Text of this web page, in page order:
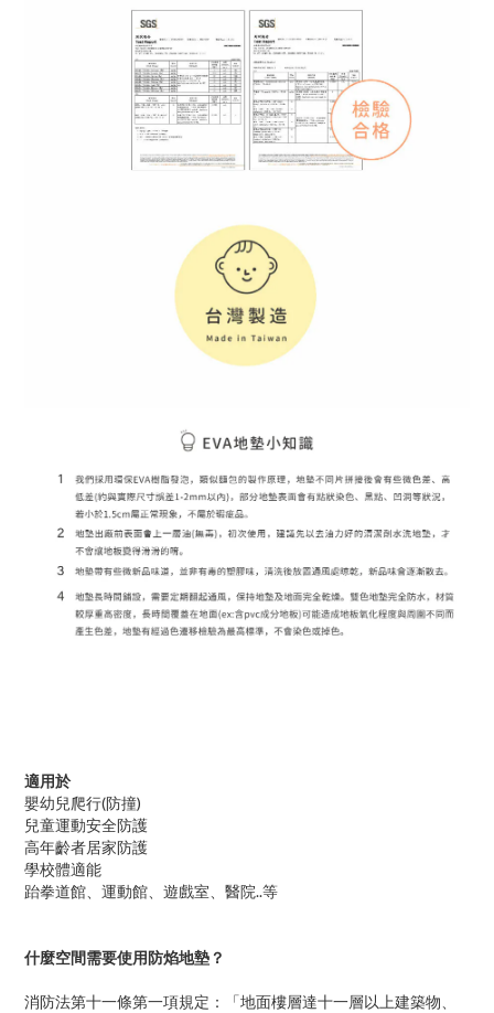
適用於
嬰幼兒爬行(防撞)
兒童運動安全防護
高年齡者居家防護
學校體適能
跆拳道館、運動館、遊戲室、醫院..等
什麼空間需要使用防焰地墊？
消防法第十一條第一項規定：「地面樓層達十一層以上建築物、